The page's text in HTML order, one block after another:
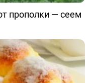
прополки — сеем